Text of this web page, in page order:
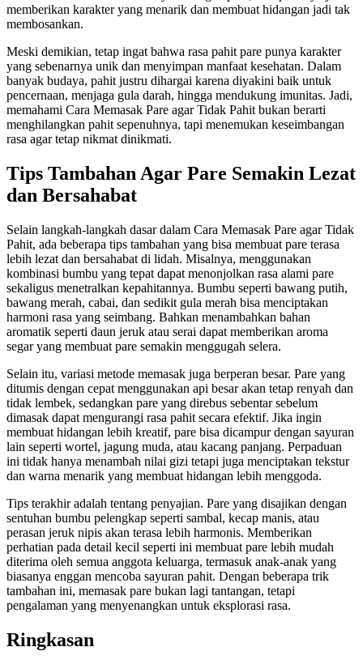
memberikan karakter yang menarik dan membuat hidangan jadi tak
membosankan.
Meski demikian, tetap ingat bahwa rasa pahit pare punya karakter
yang sebenarnya unik dan menyimpan manfaat kesehatan. Dalam
banyak budaya, pahit justru dihargai karena diyakini baik untuk
pencernaan, menjaga gula darah, hingga mendukung imunitas. Jadi,
memahami Cara Memasak Pare agar Tidak Pahit bukan berarti
menghilangkan pahit sepenuhnya, tapi menemukan keseimbangan
rasa agar tetap nikmat dinikmati.
Tips Tambahan Agar Pare Semakin Lezat
dan Bersahabat
Selain langkah-langkah dasar dalam Cara Memasak Pare agar Tidak
Pahit, ada beberapa tips tambahan yang bisa membuat pare terasa
lebih lezat dan bersahabat di lidah. Misalnya, menggunakan
kombinasi bumbu yang tepat dapat menonjolkan rasa alami pare
sekaligus menetralkan kepahitannya. Bumbu seperti bawang putih,
bawang merah, cabai, dan sedikit gula merah bisa menciptakan
harmoni rasa yang seimbang. Bahkan menambahkan bahan
aromatik seperti daun jeruk atau serai dapat memberikan aroma
segar yang membuat pare semakin menggugah selera.
Selain itu, variasi metode memasak juga berperan besar. Pare yang
ditumis dengan cepat menggunakan api besar akan tetap renyah dan
tidak lembek, sedangkan pare yang direbus sebentar sebelum
dimasak dapat mengurangi rasa pahit secara efektif. Jika ingin
membuat hidangan lebih kreatif, pare bisa dicampur dengan sayuran
lain seperti wortel, jagung muda, atau kacang panjang. Perpaduan
ini tidak hanya menambah nilai gizi tetapi juga menciptakan tekstur
dan warna menarik yang membuat hidangan lebih menggoda.
Tips terakhir adalah tentang penyajian. Pare yang disajikan dengan
sentuhan bumbu pelengkap seperti sambal, kecap manis, atau
perasan jeruk nipis akan terasa lebih harmonis. Memberikan
perhatian pada detail kecil seperti ini membuat pare lebih mudah
diterima oleh semua anggota keluarga, termasuk anak-anak yang
biasanya enggan mencoba sayuran pahit. Dengan beberapa trik
tambahan ini, memasak pare bukan lagi tantangan, tetapi
pengalaman yang menyenangkan untuk eksplorasi rasa.
Ringkasan